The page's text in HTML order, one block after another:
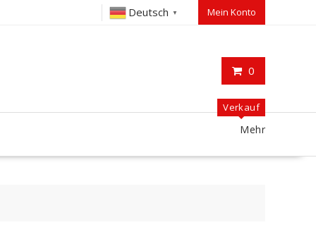
Deutsch ▼ Mein Konto
0
Verkauf
Mehr